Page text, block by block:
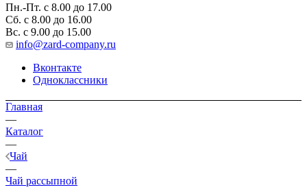
Пн.-Пт. с 8.00 до 17.00
Сб. с 8.00 до 16.00
Вс. с 9.00 до 15.00
info@zard-company.ru
Вконтакте
Одноклассники
Главная
—
Каталог
—
Чай
—
Чай рассыпной